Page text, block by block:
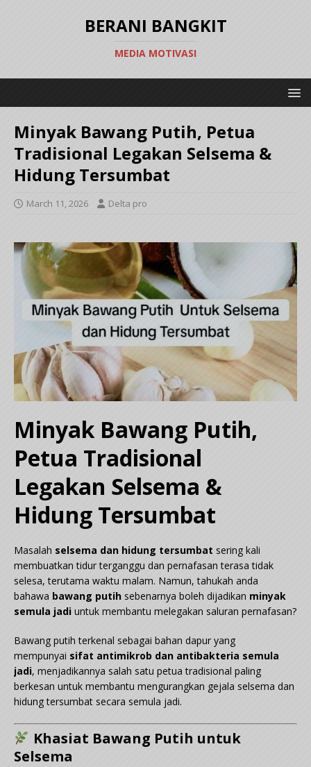
BERANI BANGKIT
MEDIA MOTIVASI
Minyak Bawang Putih, Petua
Tradisional Legakan Selsema &
Hidung Tersumbat
March 11, 2026 Delta pro
Minyak Bawang Putih,
Petua Tradisional
Legakan Selsema &
Hidung Tersumbat
Masalah selsema dan hidung tersumbat sering kali
membuatkan tidur terganggu dan pernafasan terasa tidak
selesa, terutama waktu malam. Namun, tahukah anda
bahawa bawang putih sebenarnya boleh dijadikan minyak
semula jadi untuk membantu melegakan saluran pernafasan?
Bawang putih terkenal sebagai bahan dapur yang
mempunyai sifat antimikrob dan antibakteria semula
jadi, menjadikannya salah satu petua tradisional paling
berkesan untuk membantu mengurangkan gejala selsema dan
hidung tersumbat secara semula jadi.
Khasiat Bawang Putih untuk
Selsema